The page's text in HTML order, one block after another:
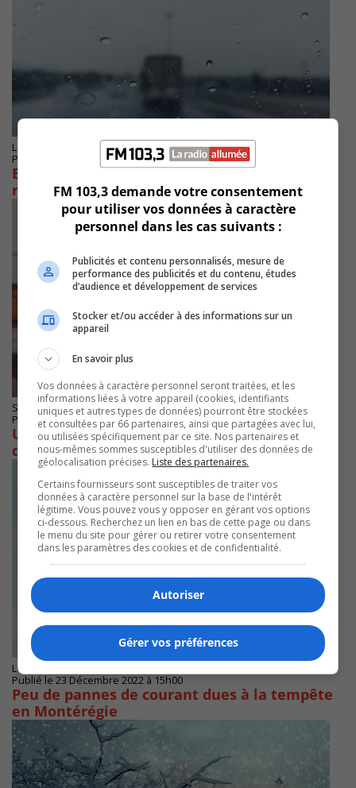
LONGUEUIL
Publié le 10 juillet 2024 à 09h09
Béryl : Avertissements de pluie forte sur la
région montréalaise
SAINT-BRUNO-DE-MONTARVILLE
Publié le 15 janvier 2023 à 12h00
Une journée pédagogique annulée par le CSS
des Patriotes
LONGUEUIL
Publié le 23 Décembre 2022 à 15h00
Peu de pannes de courant dues à la tempête
en Montérégie
FM 103,3 demande votre consentement
pour utiliser vos données à caractère
personnel dans les cas suivants :
Publicités et contenu personnalisés, mesure de
performance des publicités et du contenu, études
d’audience et développement de services
Stocker et/ou accéder à des informations sur un
appareil
En savoir plus
Vos données à caractère personnel seront traitées, et les
informations liées à votre appareil (cookies, identifiants
uniques et autres types de données) pourront être stockées
et consultées par 66 partenaires, ainsi que partagées avec lui,
ou utilisées spécifiquement par ce site. Nos partenaires et
nous-mêmes sommes susceptibles d'utiliser des données de
géolocalisation précises. Liste des partenaires.
Certains fournisseurs sont susceptibles de traiter vos
données à caractère personnel sur la base de l'intérêt
légitime. Vous pouvez vous y opposer en gérant vos options
ci-dessous. Recherchez un lien en bas de cette page ou dans
le menu du site pour gérer ou retirer votre consentement
dans les paramètres des cookies et de confidentialité.
Autoriser
Gérer vos préférences